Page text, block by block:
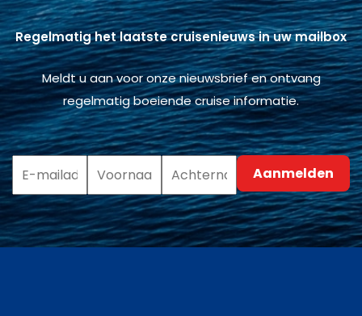
Regelmatig het laatste cruisenieuws in uw mailbox
Meldt u aan voor onze nieuwsbrief en ontvang
regelmatig boeiende cruise informatie.